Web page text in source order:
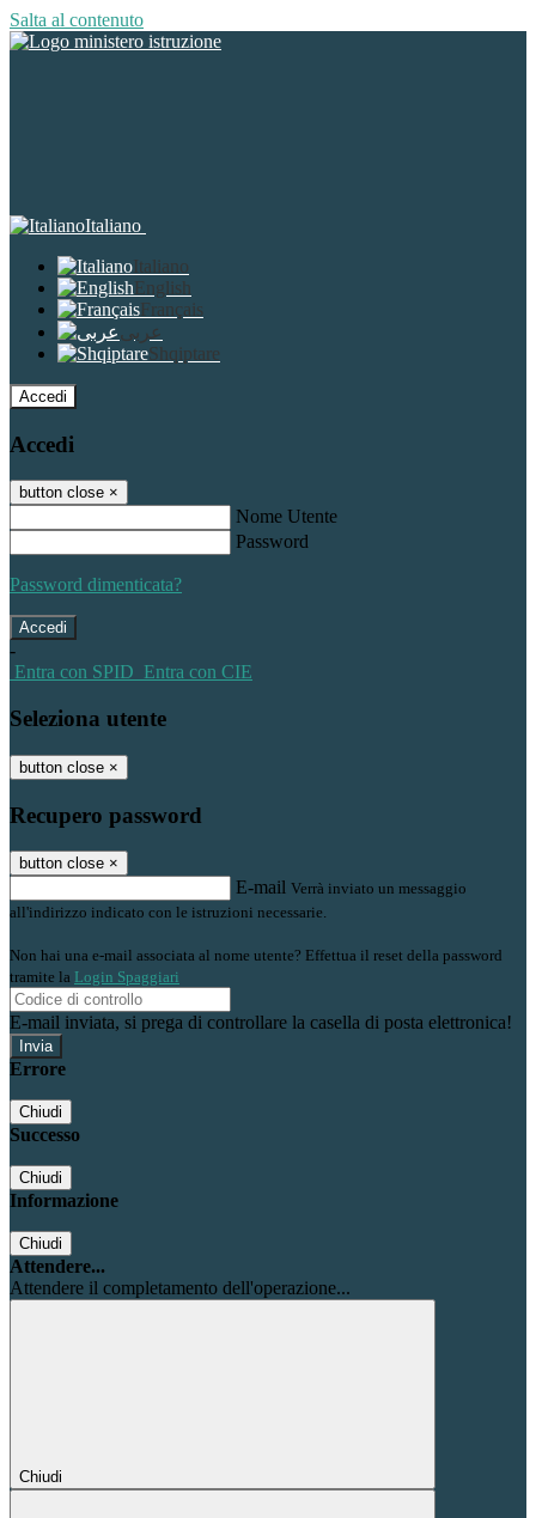
Salta al contenuto
Italiano
Italiano
English
Français
عربى
Shqiptare
Accedi
Accedi
button close ×
Nome Utente
Password
Password dimenticata?
-
Entra con SPID Entra con CIE
Seleziona utente
button close ×
Recupero password
button close ×
E-mail Verrà inviato un messaggio
all'indirizzo indicato con le istruzioni necessarie.
Non hai una e-mail associata al nome utente? Effettua il reset della password
tramite la Login Spaggiari
E-mail inviata, si prega di controllare la casella di posta elettronica!
Errore
Chiudi
Successo
Chiudi
Informazione
Chiudi
Attendere...
Attendere il completamento dell'operazione...
Chiudi